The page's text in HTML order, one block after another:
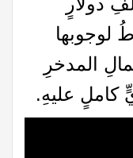
لوجوبها
المدخرِ
كاملٍ عليهِ.